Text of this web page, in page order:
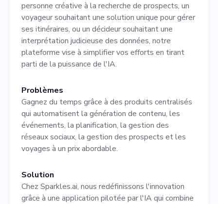
personne créative à la recherche de prospects, un
voyageur souhaitant une solution unique pour gérer
ses itinéraires, ou un décideur souhaitant une
interprétation judicieuse des données, notre
plateforme vise à simplifier vos efforts en tirant
parti de la puissance de l'IA.
Problèmes
Gagnez du temps grâce à des produits centralisés
qui automatisent la génération de contenu, les
événements, la planification, la gestion des
réseaux sociaux, la gestion des prospects et les
voyages à un prix abordable.
Solution
Chez Sparkles.ai, nous redéfinissons l'innovation
grâce à une application pilotée par l'IA qui combine